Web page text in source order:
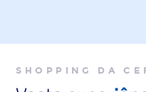
SHOPPING DA